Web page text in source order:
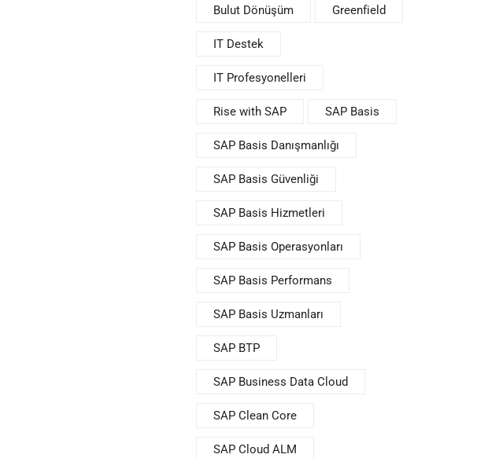
Bulut Dönüşüm Greenfield
IT Destek
IT Profesyonelleri
Rise with SAP SAP Basis
SAP Basis Danışmanlığı
SAP Basis Güvenliği
SAP Basis Hizmetleri
SAP Basis Operasyonları
SAP Basis Performans
SAP Basis Uzmanları
SAP BTP
SAP Business Data Cloud
SAP Clean Core
SAP Cloud ALM